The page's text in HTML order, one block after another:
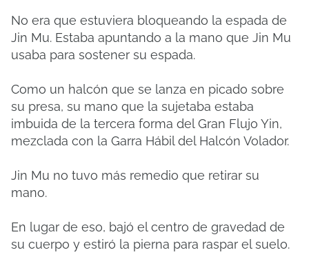
No era que estuviera bloqueando la espada de
Jin Mu. Estaba apuntando a la mano que Jin Mu
usaba para sostener su espada.
Como un halcón que se lanza en picado sobre
su presa, su mano que la sujetaba estaba
imbuida de la tercera forma del Gran Flujo Yin,
mezclada con la Garra Hábil del Halcón Volador.
Jin Mu no tuvo más remedio que retirar su
mano.
En lugar de eso, bajó el centro de gravedad de
su cuerpo y estiró la pierna para raspar el suelo.